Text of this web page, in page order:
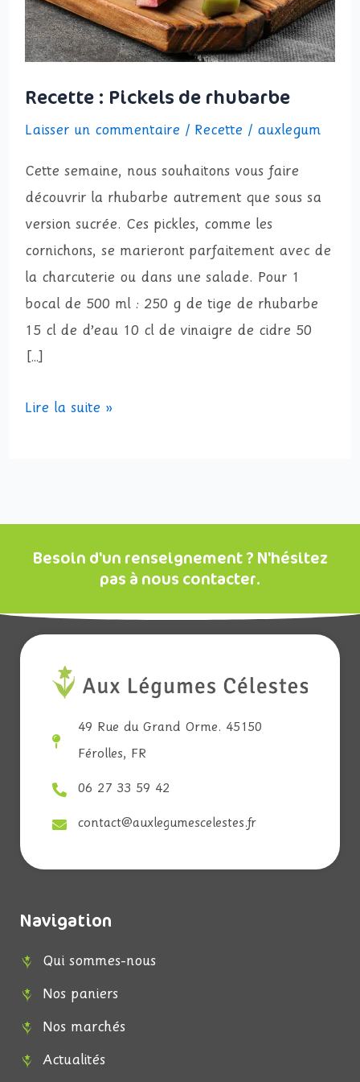
Recette : Pickels de rhubarbe
Laisser un commentaire / Recette / auxlegum
Cette semaine, nous souhaitons vous faire
découvrir la rhubarbe autrement que sous sa
version sucrée. Ces pickles, comme les
cornichons, se marieront parfaitement avec de
la charcuterie ou dans une salade. Pour 1
bocal de 500 ml : 250 g de tige de rhubarbe
15 cl de d’eau 10 cl de vinaigre de cidre 50
[…]
Lire la suite »
Besoin d'un renseignement ? N'hésitez
pas à nous contacter.
49 Rue du Grand Orme. 45150
Férolles, FR
06 27 33 59 42
contact@auxlegumescelestes.fr
Navigation
Qui sommes-nous
Nos paniers
Nos marchés
Actualités